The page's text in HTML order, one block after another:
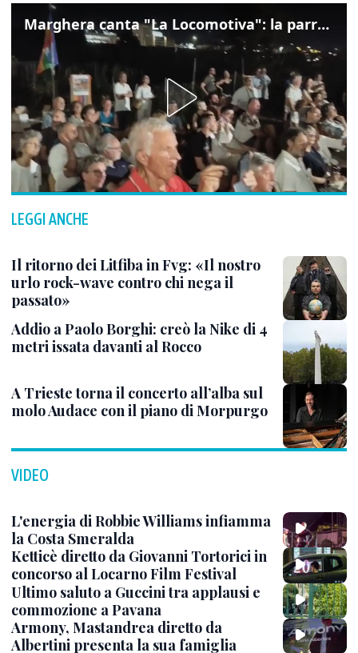
Marghera canta "La Locomotiva": la parrocchia della Cita ricorda Guccini
LEGGI ANCHE
Il ritorno dei Litfiba in Fvg: «Il nostro
urlo rock-wave contro chi nega il
passato»
Addio a Paolo Borghi: creò la Nike di 4
metri issata davanti al Rocco
A Trieste torna il concerto all’alba sul
molo Audace con il piano di Morpurgo
VIDEO
L'energia di Robbie Williams infiamma
la Costa Smeralda
Ketticè diretto da Giovanni Tortorici in
concorso al Locarno Film Festival
Ultimo saluto a Guccini tra applausi e
commozione a Pavana
Armony, Mastandrea diretto da
Albertini presenta la sua famiglia